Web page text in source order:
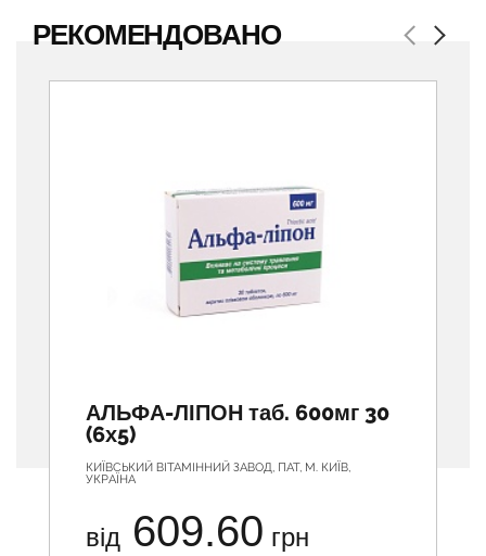
РЕКОМЕНДОВАНО Previous
АЛЬФА-ЛІПОН таб. 600мг 30
(6х5)
КИЇВСЬКИЙ ВІТАМІННИЙ ЗАВОД, ПАТ, М. КИЇВ,
УКРАЇНА
від 609.60 грн
Next